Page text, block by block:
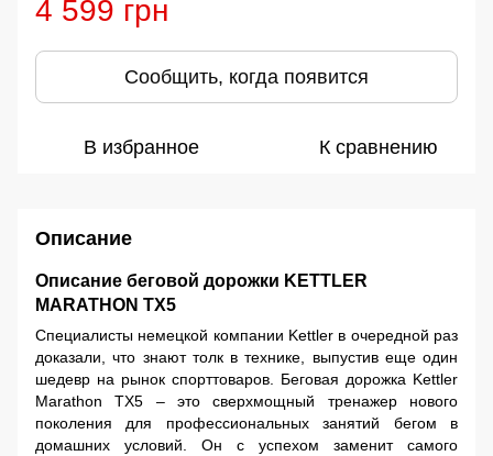
4 599 грн
Сообщить, когда появится
В избранное К сравнению
Описание
Описание беговой дорожки KETTLER
MARATHON TX5
Специалисты немецкой компании Kettler в очередной раз
доказали, что знают толк в технике, выпустив еще один
шедевр на рынок спорттоваров. Беговая дорожка Kettler
Marathon TX5 – это сверхмощный тренажер нового
поколения для профессиональных занятий бегом в
домашних условий. Он с успехом заменит самого